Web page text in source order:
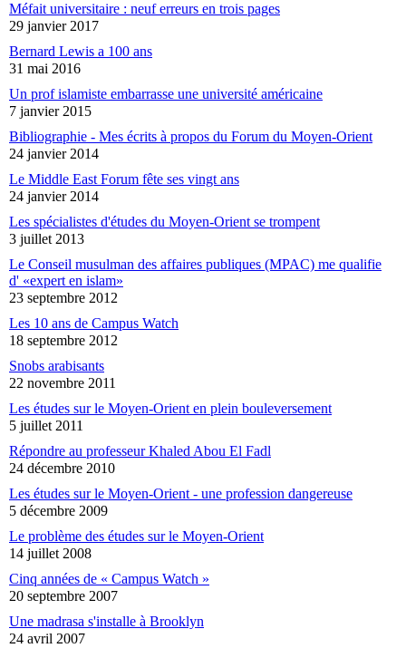
Méfait universitaire : neuf erreurs en trois pages
29 janvier 2017
Bernard Lewis a 100 ans
31 mai 2016
Un prof islamiste embarrasse une université américaine
7 janvier 2015
Bibliographie - Mes écrits à propos du Forum du Moyen-Orient
24 janvier 2014
Le Middle East Forum fête ses vingt ans
24 janvier 2014
Les spécialistes d'études du Moyen-Orient se trompent
3 juillet 2013
Le Conseil musulman des affaires publiques (MPAC) me qualifie
d' «expert en islam»
23 septembre 2012
Les 10 ans de Campus Watch
18 septembre 2012
Snobs arabisants
22 novembre 2011
Les études sur le Moyen-Orient en plein bouleversement
5 juillet 2011
Répondre au professeur Khaled Abou El Fadl
24 décembre 2010
Les études sur le Moyen-Orient - une profession dangereuse
5 décembre 2009
Le problème des études sur le Moyen-Orient
14 juillet 2008
Cinq années de « Campus Watch »
20 septembre 2007
Une madrasa s'installe à Brooklyn
24 avril 2007